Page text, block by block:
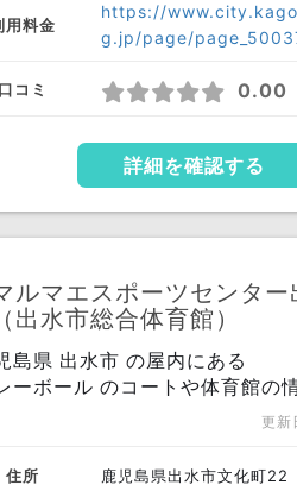
用料金
https://
g.jp/page/
口コミ 0.00
詳細を確認する
ルマエスポーツセンター
（出水市総合体育館）
島県 出水市 の屋内にある
ーボール のコートや体育館の
更新
住所 鹿児島県出水市文化町22